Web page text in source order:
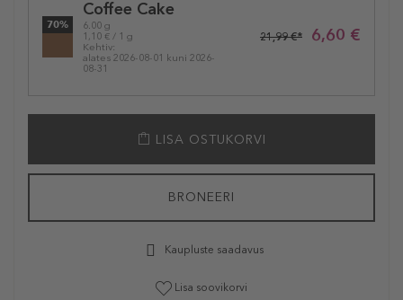
variation
70%
Coffee Cake
6.00 g
1,10 € / 1 g
Kehtiv:
alates 2026-08-01 kuni 2026-
08-31
6,60 €
21,99 €*
LISA OSTUKORVI
BRONEERI
Kaupluste saadavus
Lisa soovikorvi